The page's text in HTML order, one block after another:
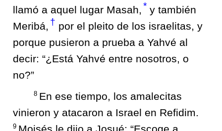
llamó a aquel lugar Masah, * y también
Meribá, † por el pleito de los israelitas, y
porque pusieron a prueba a Yahvé al
decir: “¿Está Yahvé entre nosotros, o
no?”
8 En ese tiempo, los amalecitas
vinieron y atacaron a Israel en Refidim.
9